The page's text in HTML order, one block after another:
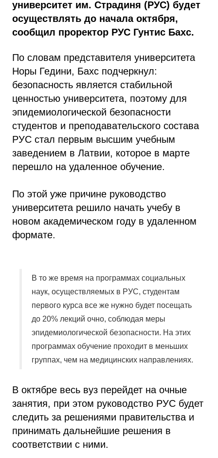
университет им. Страдиня (РУС) будет
осуществлять до начала октября,
сообщил проректор РУС Гунтис Бахс.
По словам представителя университета
Норы Гедини, Бахс подчеркнул:
безопасность является стабильной
ценностью университета, поэтому для
эпидемиологической безопасности
студентов и преподавательского состава
РУС стал первым высшим учебным
заведением в Латвии, которое в марте
перешло на удаленное обучение.
По этой уже причине руководство
университета решило начать учебу в
новом академическом году в удаленном
формате.
В то же время на программах социальных
наук, осуществляемых в РУС, студентам
первого курса все же нужно будет посещать
до 20% лекций очно, соблюдая меры
эпидемиологической безопасности. На этих
программах обучение проходит в меньших
группах, чем на медицинских направлениях.
В октябре весь вуз перейдет на очные
занятия, при этом руководство РУС будет
следить за решениями правительства и
принимать дальнейшие решения в
соответствии с ними.